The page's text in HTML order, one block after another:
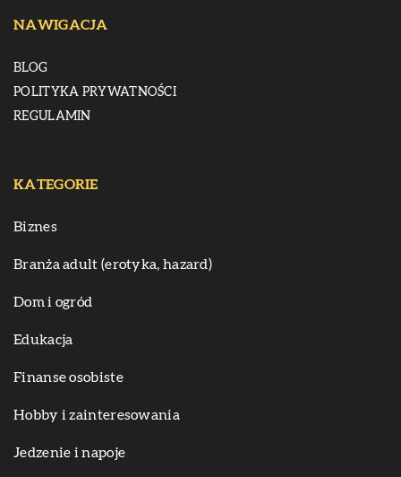
NAWIGACJA
BLOG
POLITYKA PRYWATNOŚCI
REGULAMIN
KATEGORIE
Biznes
Branża adult (erotyka, hazard)
Dom i ogród
Edukacja
Finanse osobiste
Hobby i zainteresowania
Jedzenie i napoje